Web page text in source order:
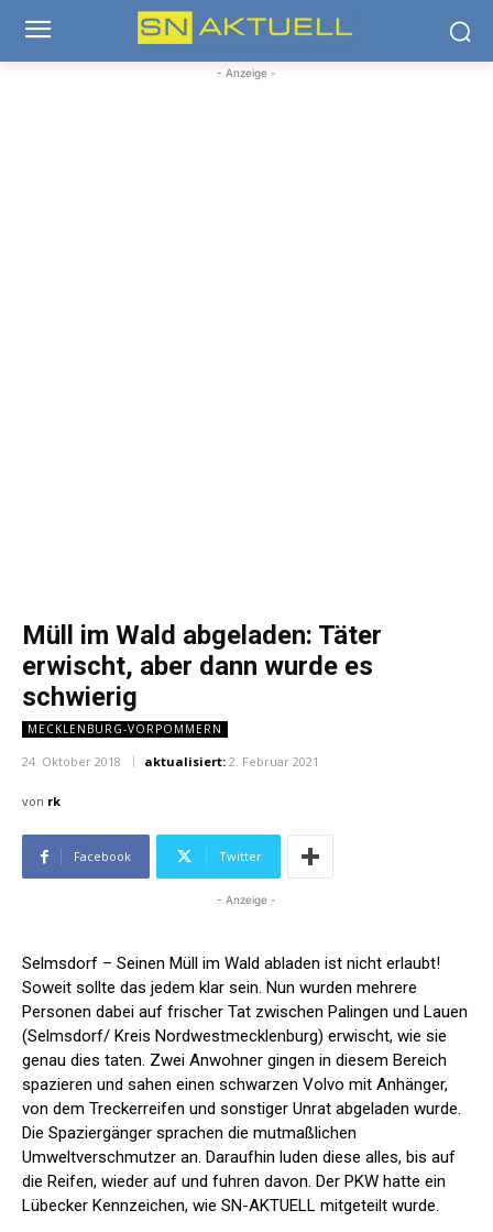
- Anzeige -
Müll im Wald abgeladen: Täter
erwischt, aber dann wurde es
schwierig
MECKLENBURG-VORPOMMERN
24. Oktober 2018 aktualisiert: 2. Februar 2021
von rk
Facebook Twitter
- Anzeige -
Selmsdorf – Seinen Müll im Wald abladen ist nicht erlaubt!
Soweit sollte das jedem klar sein. Nun wurden mehrere
Personen dabei auf frischer Tat zwischen Palingen und Lauen
(Selmsdorf/ Kreis Nordwestmecklenburg) erwischt, wie sie
genau dies taten. Zwei Anwohner gingen in diesem Bereich
spazieren und sahen einen schwarzen Volvo mit Anhänger,
von dem Treckerreifen und sonstiger Unrat abgeladen wurde.
Die Spaziergänger sprachen die mutmaßlichen
Umweltverschmutzer an. Daraufhin luden diese alles, bis auf
die Reifen, wieder auf und fuhren davon. Der PKW hatte ein
Lübecker Kennzeichen, wie SN-AKTUELL mitgeteilt wurde.